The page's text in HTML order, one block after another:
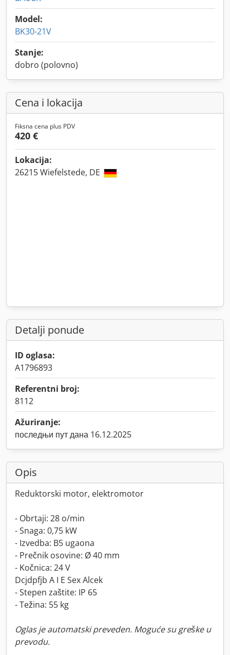
Model:
BK30-21V
Stanje:
dobro (polovno)
Cena i lokacija
Fiksna cena plus PDV
420 €
Lokacija:
26215 Wiefelstede, DE
Detalji ponude
ID oglasa:
A1796893
Referentni broj:
8112
Ažuriranje:
последњи пут дана 16.12.2025
Opis
Reduktorski motor, elektromotor
- Obrtaji: 28 o/min
- Snaga: 0,75 kW
- Izvedba: B5 ugaona
- Prečnik osovine: Ø 40 mm
- Kočnica: 24 V
Dcjdpfjb A I E Sex Alcek
- Stepen zaštite: IP 65
- Težina: 55 kg
Oglas je automatski preveden. Moguće su greške u
prevodu.